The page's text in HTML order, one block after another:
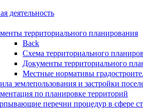
деятельность
территориального планирования
Back
Схема территориального
Документы территориального
Местные нормативы
землепользования и застройки
по планировке территорий
перечни процедур в сфере